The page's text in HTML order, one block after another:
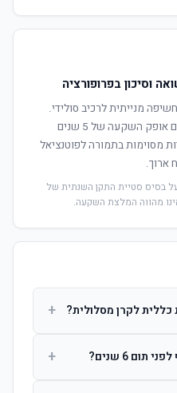
וסיכון בפרופורציה
מנייתית לרכיב סולידי.
מתאימה למשקיעים עם אופק השקעה של 5 שנים
מסוימות בתמורה לפוטנציאל
ארוך.
בסיס סטיית התקן השנתית של
מהווה המלצת השקעה.
לקרן מסלולית? +
מדד ספציפי ומאפשרת
6 שנים? +